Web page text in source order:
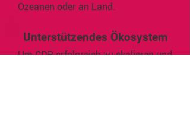
Ozeanen oder an Land.
Unterstützendes Ökosystem
Um CDR erfolgreich zu skalieren und